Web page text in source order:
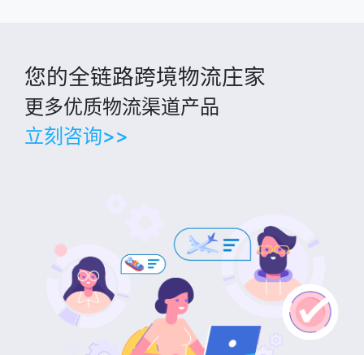
您的全链路跨境物流庄家
更多优质物流渠道产品
立刻咨询>>